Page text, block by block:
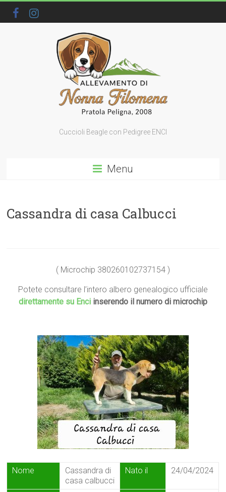
Cuccioli Beagle con Pedigree ENCI
Menu
Cassandra di casa Calbucci
( Microchip 380260102737154 )
Potete consultare l’intero albero genealogico ufficiale
direttamente su Enci inserendo il numero di microchip
Nome
Cassandra di
casa calbucci
Nato il 24/04/2024